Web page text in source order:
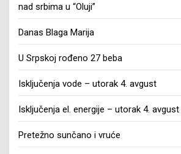
nad srbima u “Oluji”
Danas Blaga Marija
U Srpskoj rođeno 27 beba
Isključenja vode – utorak 4. avgust
Isključenja el. energije – utorak 4. avgust
Pretežno sunčano i vruće